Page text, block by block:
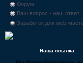
Форум
Ваш вопрос - наш ответ
Заработок для web-
Наша ссылка